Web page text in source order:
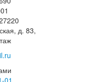
д. 83,